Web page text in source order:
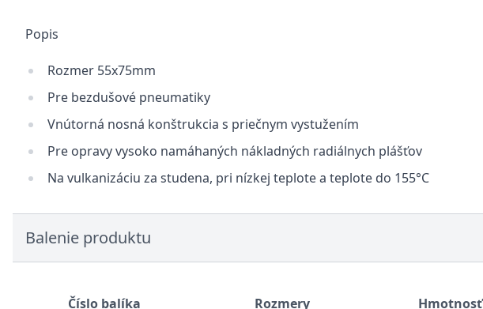
Popis
Rozmer 55x75mm
Pre bezdušové pneumatiky
Vnútorná nosná konštrukcia s priečnym vystužením
Pre opravy vysoko namáhaných nákladných radiálnych plášťov
Na vulkanizáciu za studena, pri nízkej teplote a teplote do 155°C
Balenie produktu
Číslo balíka Rozmery
Hmotnosť